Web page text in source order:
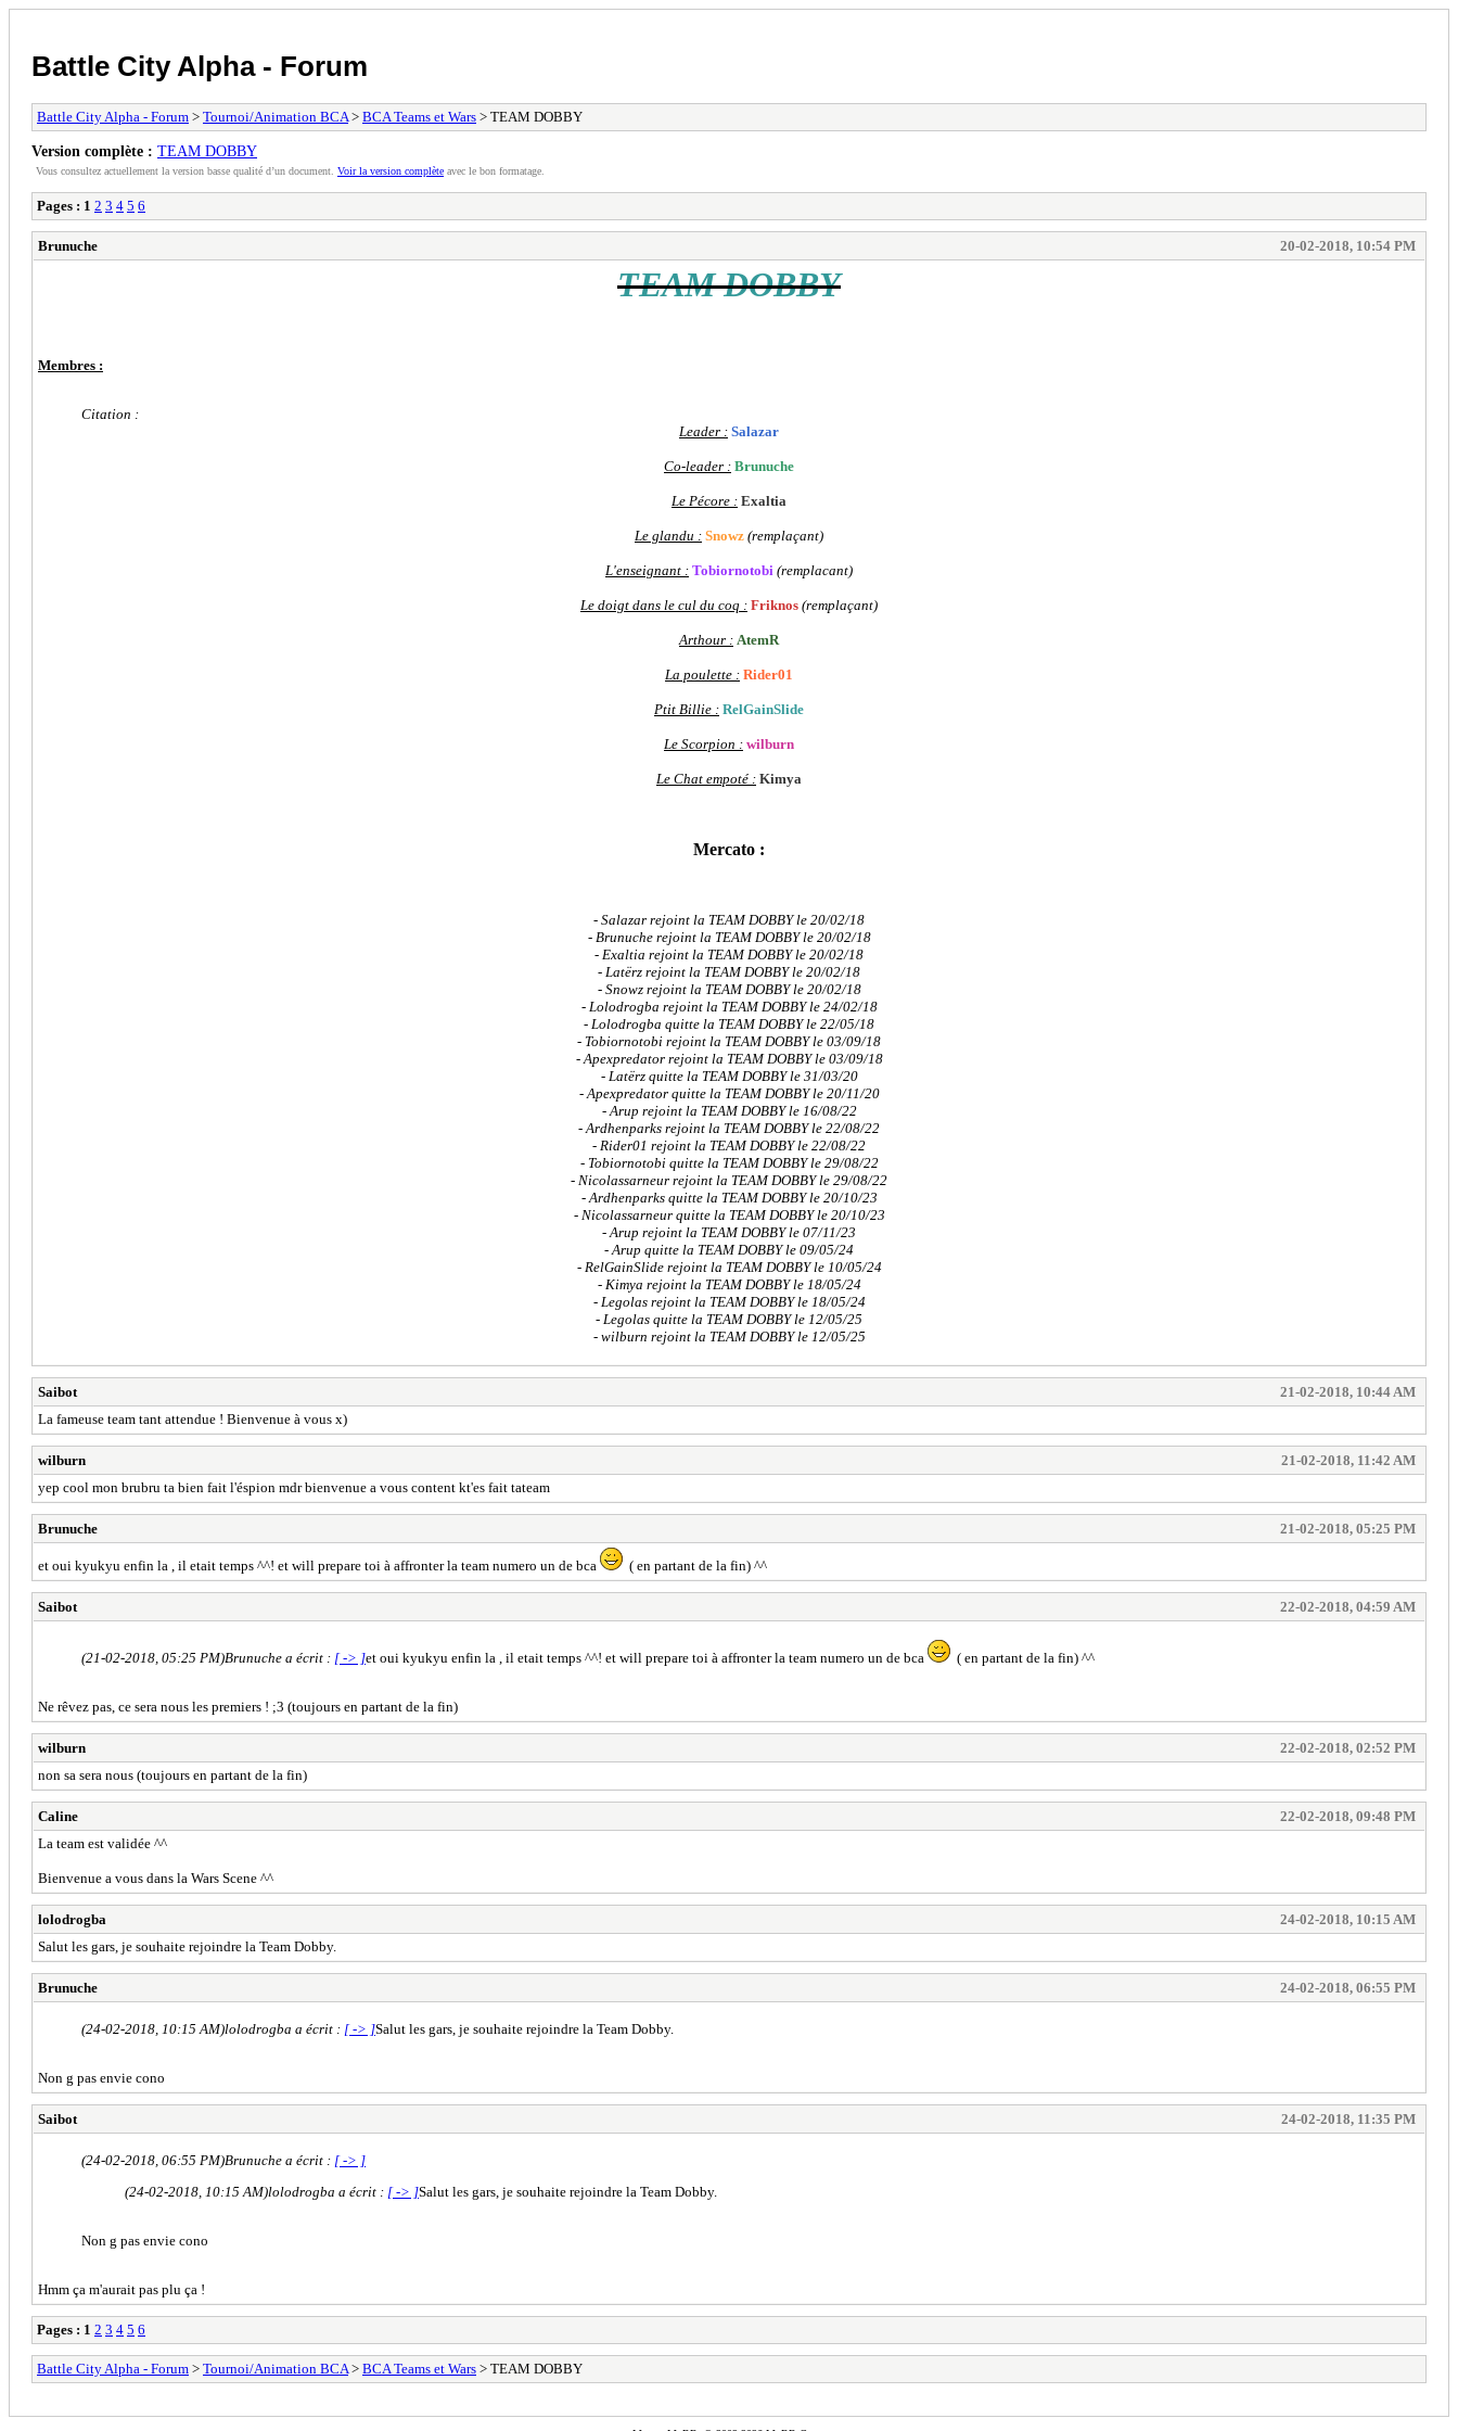
Battle City Alpha - Forum
Battle City Alpha - Forum > Tournoi/Animation BCA > BCA Teams et Wars > TEAM DOBBY
Version complète : TEAM DOBBY
Vous consultez actuellement la version basse qualité d’un document. Voir la version complète avec le bon formatage.
Pages : 1 2 3 4 5 6
Brunuche 20-02-2018, 10:54 PM
TEAM DOBBY
Membres :
Citation :
Leader : Salazar
Co-leader : Brunuche
Le Pécore : Exaltia
Le glandu : Snowz (remplaçant)
L'enseignant : Tobiornotobi (remplacant)
Le doigt dans le cul du coq : Friknos (remplaçant)
Arthour : AtemR
La poulette : Rider01
Ptit Billie : RelGainSlide
Le Scorpion : wilburn
Le Chat empoté : Kimya
Mercato :
- Salazar rejoint la TEAM DOBBY le 20/02/18
- Brunuche rejoint la TEAM DOBBY le 20/02/18
- Exaltia rejoint la TEAM DOBBY le 20/02/18
- Latërz rejoint la TEAM DOBBY le 20/02/18
- Snowz rejoint la TEAM DOBBY le 20/02/18
- Lolodrogba rejoint la TEAM DOBBY le 24/02/18
- Lolodrogba quitte la TEAM DOBBY le 22/05/18
- Tobiornotobi rejoint la TEAM DOBBY le 03/09/18
- Apexpredator rejoint la TEAM DOBBY le 03/09/18
- Latërz quitte la TEAM DOBBY le 31/03/20
- Apexpredator quitte la TEAM DOBBY le 20/11/20
- Arup rejoint la TEAM DOBBY le 16/08/22
- Ardhenparks rejoint la TEAM DOBBY le 22/08/22
- Rider01 rejoint la TEAM DOBBY le 22/08/22
- Tobiornotobi quitte la TEAM DOBBY le 29/08/22
- Nicolassarneur rejoint la TEAM DOBBY le 29/08/22
- Ardhenparks quitte la TEAM DOBBY le 20/10/23
- Nicolassarneur quitte la TEAM DOBBY le 20/10/23
- Arup rejoint la TEAM DOBBY le 07/11/23
- Arup quitte la TEAM DOBBY le 09/05/24
- RelGainSlide rejoint la TEAM DOBBY le 10/05/24
- Kimya rejoint la TEAM DOBBY le 18/05/24
- Legolas rejoint la TEAM DOBBY le 18/05/24
- Legolas quitte la TEAM DOBBY le 12/05/25
- wilburn rejoint la TEAM DOBBY le 12/05/25
Saibot
21-02-2018, 10:44 AM
La fameuse team tant attendue ! Bienvenue à vous x)
wilburn
21-02-2018, 11:42 AM
yep cool mon brubru ta bien fait l'éspion mdr bienvenue a vous content kt'es fait tateam
Brunuche 21-02-2018, 05:25 PM
et oui kyukyu enfin la , il etait temps ^^! et will prepare toi à affronter la team numero un de bca ( en partant de la fin) ^^
Saibot 22-02-2018, 04:59 AM
(21-02-2018, 05:25 PM)Brunuche a écrit : [ -> ]et oui kyukyu enfin la , il etait temps ^^! et will prepare toi à affronter la team numero un de bca ( en partant de la fin) ^^
Ne rêvez pas, ce sera nous les premiers ! ;3 (toujours en partant de la fin)
wilburn
22-02-2018, 02:52 PM
non sa sera nous (toujours en partant de la fin)
Caline
22-02-2018, 09:48 PM
La team est validée ^^
Bienvenue a vous dans la Wars Scene ^^
lolodrogba
24-02-2018, 10:15 AM
Salut les gars, je souhaite rejoindre la Team Dobby.
Brunuche 24-02-2018, 06:55 PM
(24-02-2018, 10:15 AM)lolodrogba a écrit : [ -> ]Salut les gars, je souhaite rejoindre la Team Dobby.
Non g pas envie cono
Saibot 24-02-2018, 11:35 PM
(24-02-2018, 06:55 PM)Brunuche a écrit : [ -> ]
(24-02-2018, 10:15 AM)lolodrogba a écrit : [ -> ]Salut les gars, je souhaite rejoindre la Team Dobby.
Non g pas envie cono
Hmm ça m'aurait pas plu ça !
Pages : 1 2 3 4 5 6
Battle City Alpha - Forum > Tournoi/Animation BCA > BCA Teams et Wars > TEAM DOBBY